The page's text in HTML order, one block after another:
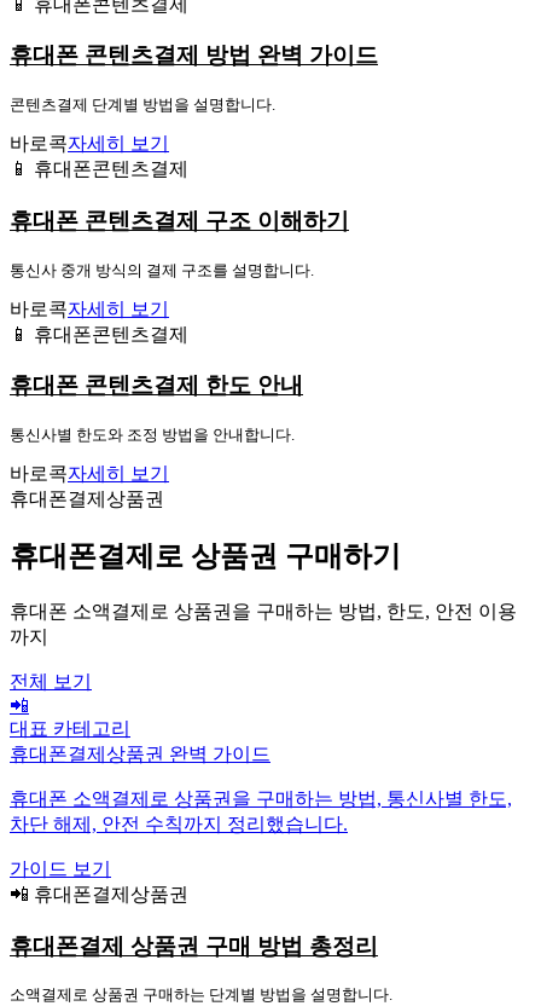
휴대폰 콘텐츠결제 방법 완벽 가이드
콘텐츠결제 단계별 방법을 설명합니다.
바로콕자세히 보기
📱 휴대폰콘텐츠결제
휴대폰 콘텐츠결제 구조 이해하기
통신사 중개 방식의 결제 구조를 설명합니다.
바로콕자세히 보기
📱 휴대폰콘텐츠결제
휴대폰 콘텐츠결제 한도 안내
통신사별 한도와 조정 방법을 안내합니다.
바로콕자세히 보기
휴대폰결제상품권
휴대폰결제로 상품권 구매하기
휴대폰 소액결제로 상품권을 구매하는 방법, 한도, 안전 이용
까지
전체 보기
📲
대표 카테고리
휴대폰결제상품권 완벽 가이드
휴대폰 소액결제로 상품권을 구매하는 방법, 통신사별 한도,
차단 해제, 안전 수칙까지 정리했습니다.
가이드 보기
📲 휴대폰결제상품권
휴대폰결제 상품권 구매 방법 총정리
소액결제로 상품권 구매하는 단계별 방법을 설명합니다.